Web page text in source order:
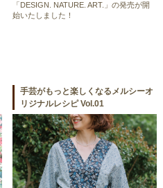
「DESIGN. NATURE. ART.」の発売が開
始いたしました！
手芸がもっと楽しくなるメルシーオ
リジナルレシピ Vol.01